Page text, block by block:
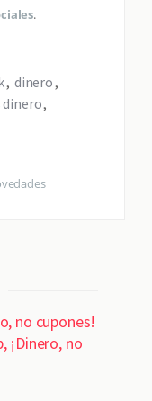
.
dinero
dinero
no cupones!
¡Dinero, no